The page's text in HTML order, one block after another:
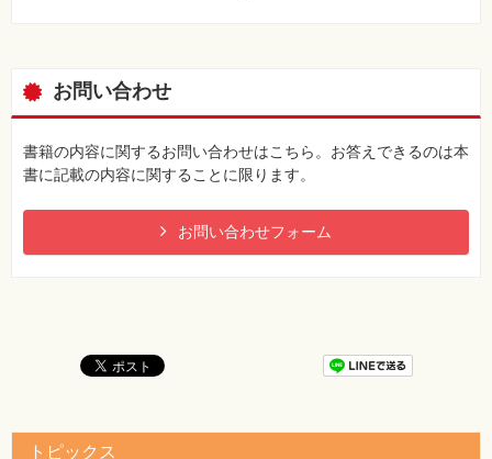
57ページ 本文の最終行
[誤]
～で＼setcounter[tocdepth]{4}と指定します。
※「＼」は半角
[正]
07 % この行は、プレビュー結果には何も影響を与えませ
ん。
※「＼」は半角
お問い合わせ
書籍の内容に関するお問い合わせはこちら。お答えできるのは本
書に記載の内容に関することに限ります。
お問い合わせフォーム
トピックス